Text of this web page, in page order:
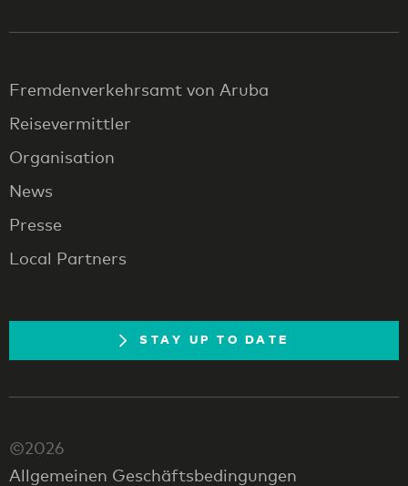
Fremdenverkehrsamt von Aruba
Reisevermittler
Organisation
News
Presse
Local Partners
STAY UP TO DATE
©2026
Allgemeinen Geschäftsbedingungen